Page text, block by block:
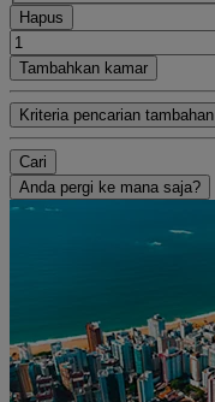
Hapus
Tambahkan kamar
Kriteria pencarian tambahan
Cari
Anda pergi ke mana saja?